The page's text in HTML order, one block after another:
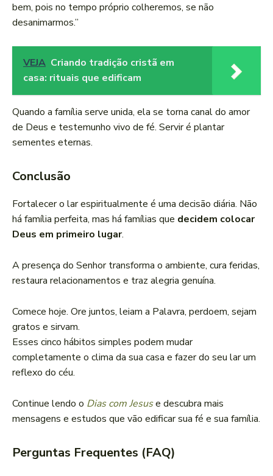
bem, pois no tempo próprio colheremos, se não
desanimarmos.”
VEJA Criando tradição cristã em
casa: rituais que edificam
Quando a família serve unida, ela se torna canal do amor
de Deus e testemunho vivo de fé. Servir é plantar
sementes eternas.
Conclusão
Fortalecer o lar espiritualmente é uma decisão diária. Não
há família perfeita, mas há famílias que decidem colocar
Deus em primeiro lugar.
A presença do Senhor transforma o ambiente, cura feridas,
restaura relacionamentos e traz alegria genuína.
Comece hoje. Ore juntos, leiam a Palavra, perdoem, sejam
gratos e sirvam.
Esses cinco hábitos simples podem mudar
completamente o clima da sua casa e fazer do seu lar um
reflexo do céu.
Continue lendo o Dias com Jesuse descubra mais
mensagens e estudos que vão edificar sua fé e sua família.
Perguntas Frequentes (FAQ)